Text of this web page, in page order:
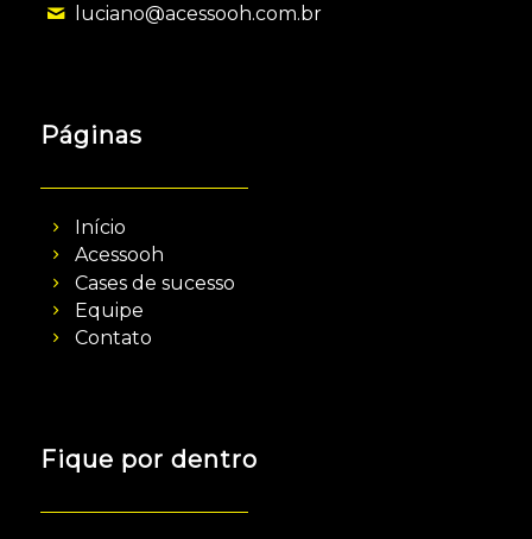
luciano@acessooh.com.br
Páginas
Início
Acessooh
Cases de sucesso
Equipe
Contato
Fique por dentro